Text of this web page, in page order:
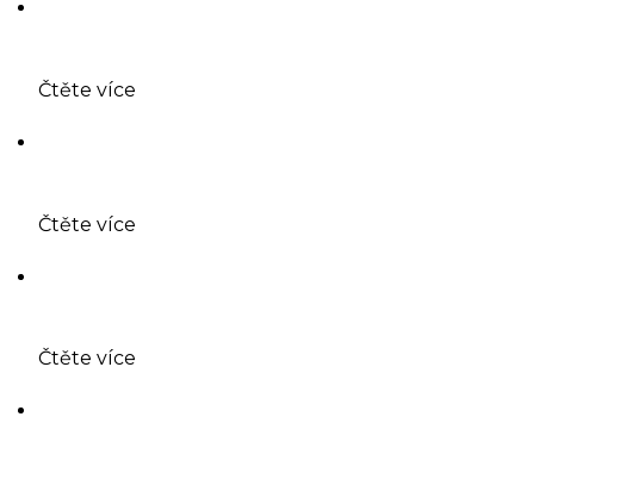
Čtěte více
Čtěte více
Čtěte více